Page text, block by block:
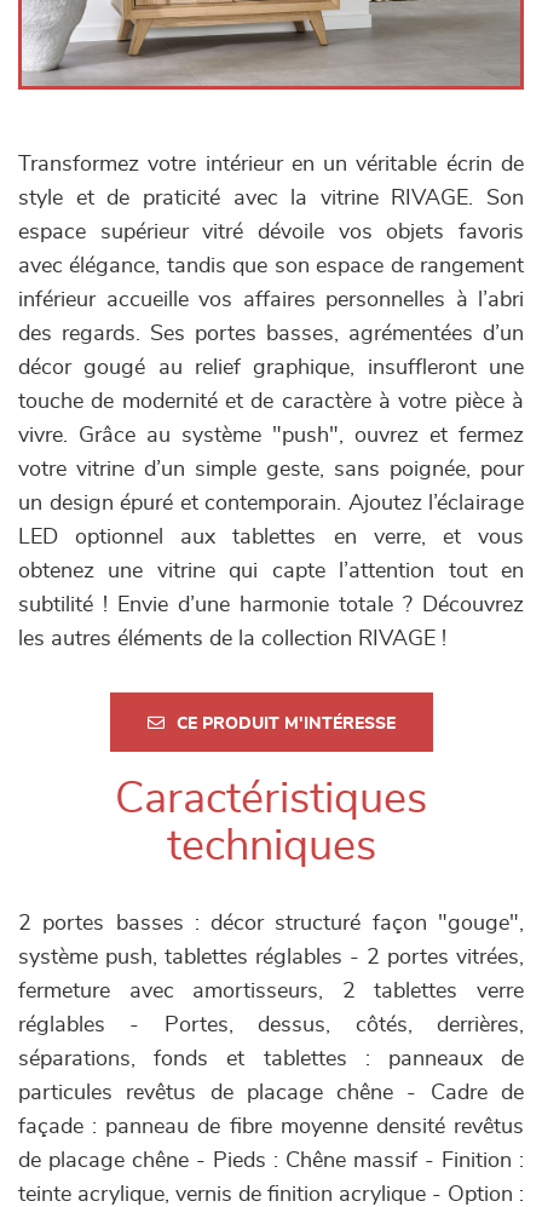
Transformez votre intérieur en un véritable écrin de
style et de praticité avec la vitrine RIVAGE. Son
espace supérieur vitré dévoile vos objets favoris
avec élégance, tandis que son espace de rangement
inférieur accueille vos affaires personnelles à l’abri
des regards. Ses portes basses, agrémentées d’un
décor gougé au relief graphique, insuffleront une
touche de modernité et de caractère à votre pièce à
vivre. Grâce au système "push", ouvrez et fermez
votre vitrine d’un simple geste, sans poignée, pour
un design épuré et contemporain. Ajoutez l’éclairage
LED optionnel aux tablettes en verre, et vous
obtenez une vitrine qui capte l’attention tout en
subtilité ! Envie d’une harmonie totale ? Découvrez
les autres éléments de la collection RIVAGE !
CE PRODUIT M'INTÉRESSE
Caractéristiques
techniques
2 portes basses : décor structuré façon "gouge",
système push, tablettes réglables - 2 portes vitrées,
fermeture avec amortisseurs, 2 tablettes verre
réglables - Portes, dessus, côtés, derrières,
séparations, fonds et tablettes : panneaux de
particules revêtus de placage chêne - Cadre de
façade : panneau de fibre moyenne densité revêtus
de placage chêne - Pieds : Chêne massif - Finition :
teinte acrylique, vernis de finition acrylique - Option :